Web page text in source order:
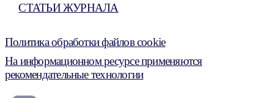
СТАТЬИ ЖУРНАЛА
Политика обработки файлов cookie
На информационном ресурсе применяются
рекомендательные технологии